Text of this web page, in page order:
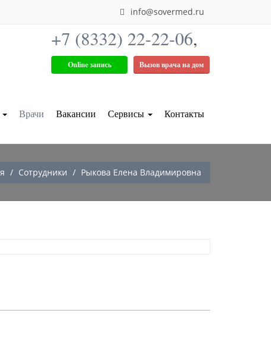
info@sovermed.ru
+7 (8332) 22-22-06,
Online запись Вызов врача на дом
Врачи Вакансии Сервисы Контакты
Сотрудники Рыкова Елена Владимировна